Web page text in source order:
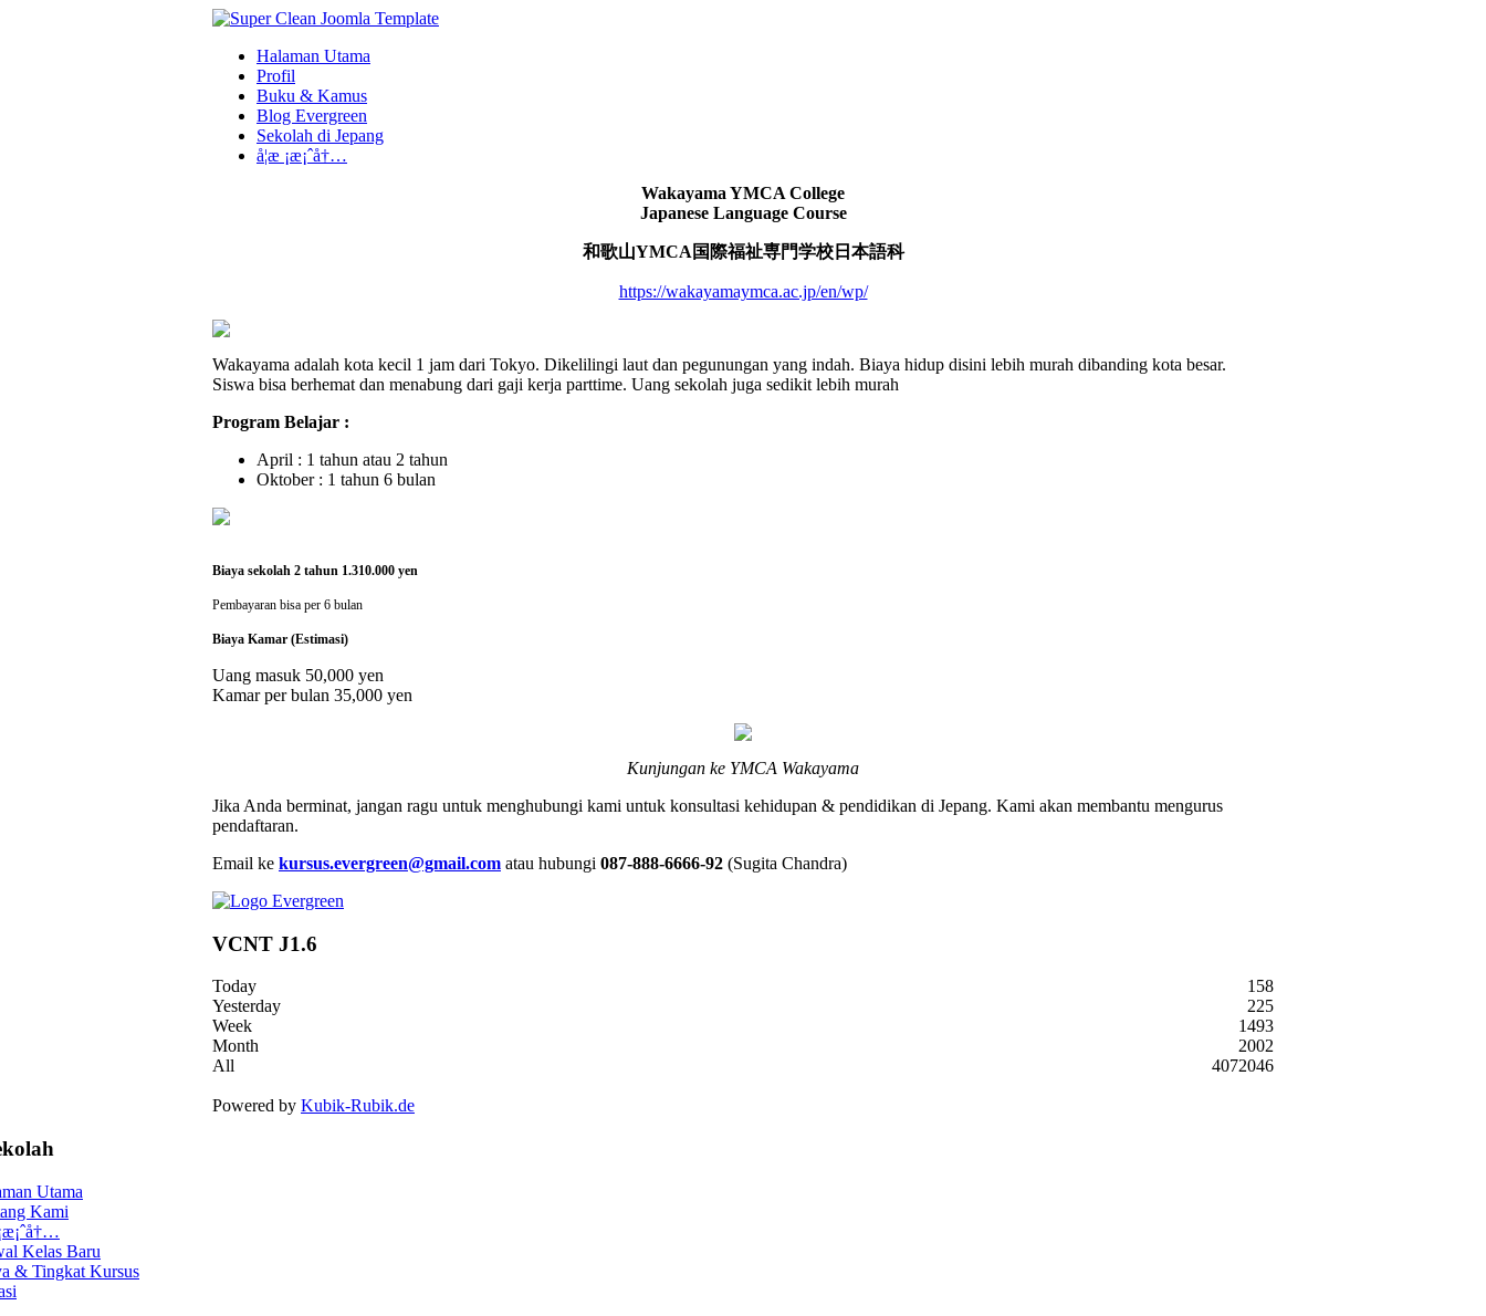
Halaman Utama
Profil
Buku & Kamus
Blog Evergreen
Sekolah di Jepang
å­¦æ ¡æ¡ˆå†…
Wakayama YMCA College
Japanese Language Course
和歌山YMCA国際福祉専門学校日本語科
https://wakayamaymca.ac.jp/en/wp/
Wakayama adalah kota kecil 1 jam dari Tokyo. Dikelilingi laut dan pegunungan yang indah. Biaya hidup disini lebih murah dibanding kota besar.
Siswa bisa berhemat dan menabung dari gaji kerja parttime. Uang sekolah juga sedikit lebih murah
Program Belajar :
April : 1 tahun atau 2 tahun
Oktober : 1 tahun 6 bulan
Biaya sekolah 2 tahun 1.310.000 yen
Pembayaran bisa per 6 bulan
Biaya Kamar (Estimasi)
Uang masuk 50,000 yen
Kamar per bulan 35,000 yen
Kunjungan ke YMCA Wakayama
Jika Anda berminat, jangan ragu untuk menghubungi kami untuk konsultasi kehidupan & pendidikan di Jepang. Kami akan membantu mengurus
pendaftaran.
Email ke kursus.evergreen@gmail.com atau hubungi 087-888-6666-92 (Sugita Chandra)
VCNT J1.6
Today
158
Yesterday
225
Week
1493
Month
2002
All
4072046
Powered by Kubik-Rubik.de
Utama
Kami
Kelas Baru
& Tingkat Kursus